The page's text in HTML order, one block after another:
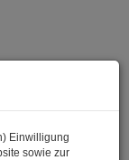
Einwilligung
sowie zur